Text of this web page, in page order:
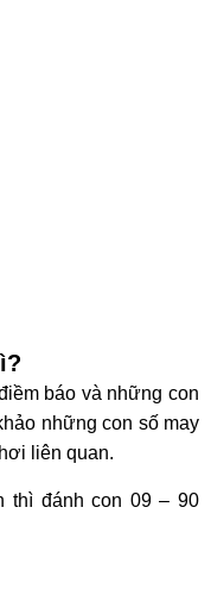
báo và những con
những con số may
liên quan.
thì đánh con 09 – 90